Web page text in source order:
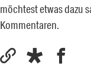
möchtest etwas dazu
Kommentaren.